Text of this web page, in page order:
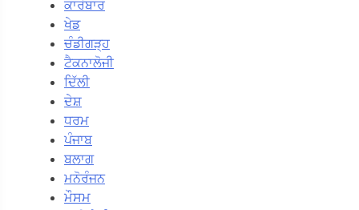
ਕਾਰੋਬਾਰ
ਖੇਡ
ਚੰਡੀਗੜ੍ਹ
ਟੈਕਨਾਲੋਜੀ
ਦਿੱਲੀ
ਦੇਸ਼
ਧਰਮ
ਪੰਜਾਬ
ਬਲਾਗ
ਮਨੋਰੰਜਨ
ਮੌਸਮ